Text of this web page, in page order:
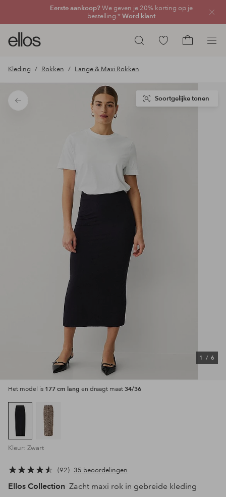
Eerste aankoop?We geven je 20% korting op je
bestelling.* Word klant
Zoeken
Ellos
logo
ga
de
voorpagina
Ga
producten
Kleding Rokken Lange & Maxi Rokken
Terug
1 / 6
Soortgelijke tonen
Het model is 177 cm lang en draagt maat 34/36
Kleur: Zwart
92 35 beoordelingen
Ellos Collection Zacht maxi rok in gebreide kleding